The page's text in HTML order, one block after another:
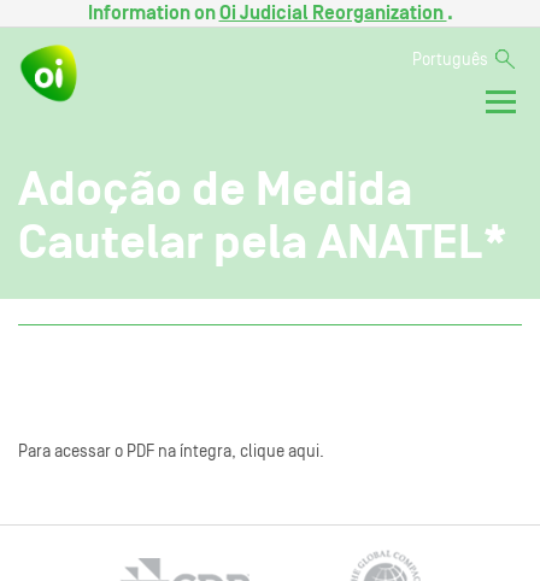
Information onOi Judicial Reorganization .
Português
Adoção de Medida
Cautelar pela ANATEL*
Para acessar o PDF na íntegra, clique aqui.